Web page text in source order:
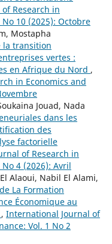
Research in
10 (2025): Octobre
Mostapha
la transition
vertes :
en Afrique du Nord ,
in Economics and
Jouad, Nada
dans les
des
factorielle
of Research in
4 (2026): Avril
Alaoui, Nabil El Alami,
La Formation
Économique au
, International Journal of
Vol. 1 No 2